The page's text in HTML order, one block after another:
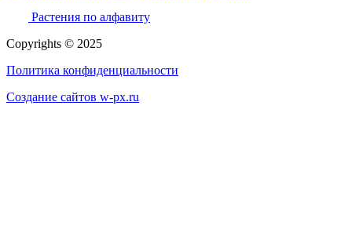
Растения по алфавиту
Copyrights © 2025
Политика конфиденциальности
Создание сайтов w-px.ru